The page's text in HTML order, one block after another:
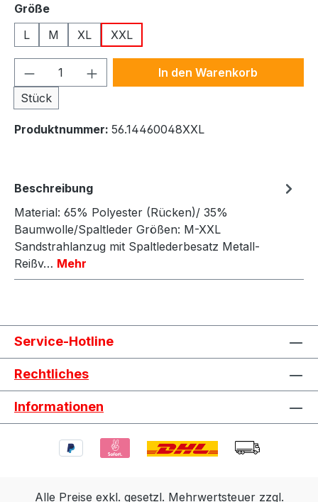
Größeauswählen
L
M XL XXL
Produkt Anzahl: Gib den
Stück
In den Warenkorb
Produktnummer: 56.14460048XXL
Beschreibung
Material: 65% Polyester (Rücken)/ 35%
Baumwolle/Spaltleder Größen: M-XXL
Sandstrahlanzug mit Spaltlederbesatz Metall-
Reißv… Mehr
Service-Hotline
Rechtliches
Informationen
Alle Preise exkl. gesetzl. Mehrwertsteuer zzgl.